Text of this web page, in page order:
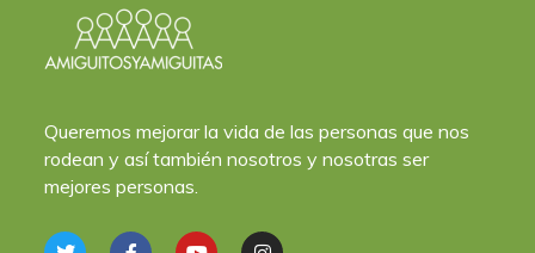
Queremos mejorar la vida de las personas que nos
rodean y así también nosotros y nosotras ser
mejores personas.